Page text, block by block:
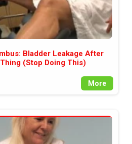
Bladder Leakage After
(Stop Doing This)
More